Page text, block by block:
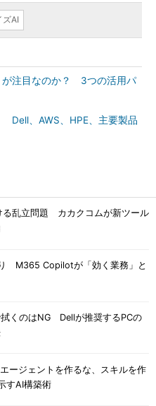
ズAI
が注目なのか？ 3つの活用パ
Dell、AWS、HPE、主要製品
る乱立問題 カカクコムが新ツール
M365 Copilotが「効く業務」と
くのはNG Dellが推奨するPCの
ージェントを作るな、スキルを作
AI構築術